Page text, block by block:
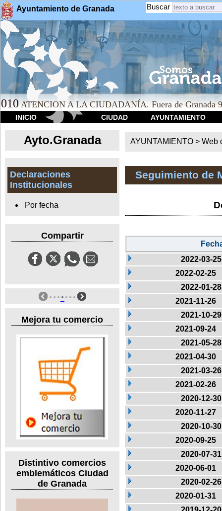
Ayuntamiento de Granada Buscar
010 ATENCION A LA CIUDADANÍA. Fuera de Granada
INICIO CIUDAD AYUNTAMIENTO
Ayto.Granada
Declaraciones
Institucionales
Por fecha
Compartir
Mejora tu comercio
Distintivo comercios
emblemáticos Ciudad
de Granada
AYUNTAMIENTO > Web
Seguimiento de
2022-03-25
2022-02-25
2022-01-28
2021-11-26
2021-10-29
2021-09-24
2021-05-28
2021-04-30
2021-03-26
2021-02-26
2020-12-30
2020-11-27
2020-10-30
2020-09-25
2020-07-31
2020-06-01
2020-02-26
2020-01-31